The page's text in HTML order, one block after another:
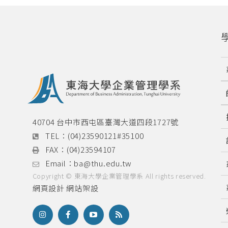
40704 台中市西屯區臺灣大道四段1727號
TEL： (04)23590121#35100
FAX： (04)23594107
Email： ba@thu.edu.tw
Copyright © 東海大學企業管理學系 All rights reserved.
網頁設計 網站架設